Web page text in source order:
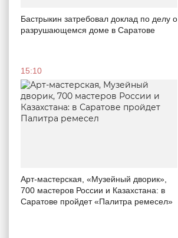
Бастрыкин затребовал доклад по делу о
разрушающемся доме в Саратове
15:10
Арт-мастерская, «Музейный дворик»,
700 мастеров России и Казахстана: в
Саратове пройдет «Палитра ремесел»